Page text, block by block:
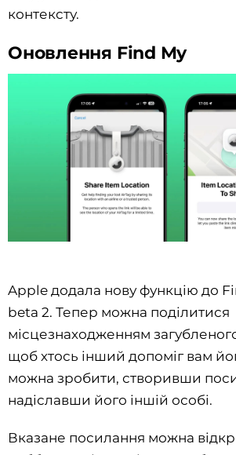
контексту.
Оновлення Find My
Apple додала нову функцію до
beta 2. Тепер можна поділитися
місцезнаходженням
щоб хтось інший допоміг вам
можна зробити, створивши
надіславши його іншій особі.
Вказане посилання можна